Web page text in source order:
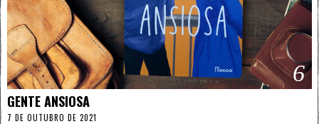
6
GENTE ANSIOSA
7 DE OUTUBRO DE 2021